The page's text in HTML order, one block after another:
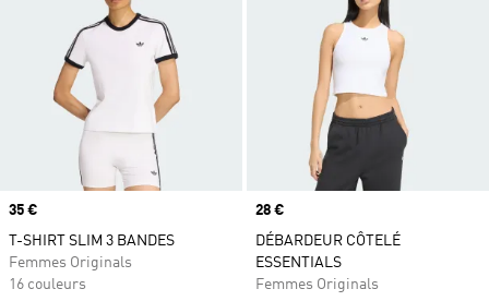
Prix
35 €
T-SHIRT SLIM 3 BANDES
Femmes Originals
16 couleurs
Prix
28 €
DÉBARDEUR CÔTELÉ
ESSENTIALS
Femmes Originals